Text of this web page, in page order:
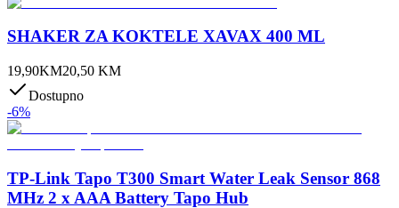
SHAKER ZA KOKTELE XAVAX 400 ML
19,90KM20,50 KM
Dostupno
-6%
TP-Link Tapo T300 Smart Water Leak Sensor 868
MHz 2 x AAA Battery Tapo Hub